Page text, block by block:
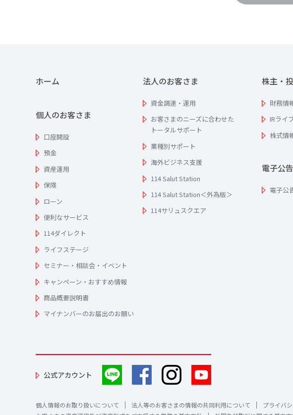
ホーム
個人のお客さま
口座開設
預金
資産運用
保険
ローン
便利なサービス
114ダイレクト
ライフステージ
セミナー・相談会・イベント
キャンペーン・おすすめ情報
商品概要説明書
マイナンバーのお届出のお願い
法人のお客さま
資金調達・運用
お客さまのニーズに合わせた
トータルサポート
業種別サポート
海外ビジネス支援
114 Salut Station
114 Salut Station＜外為版＞
114サリュスクエア
株主・
財務情
IRライ
株式情
電子公告
電子公
公式アカウント
個人情報のお取り扱いについて 法人等のお客さまの情報の共同利用について プライバ